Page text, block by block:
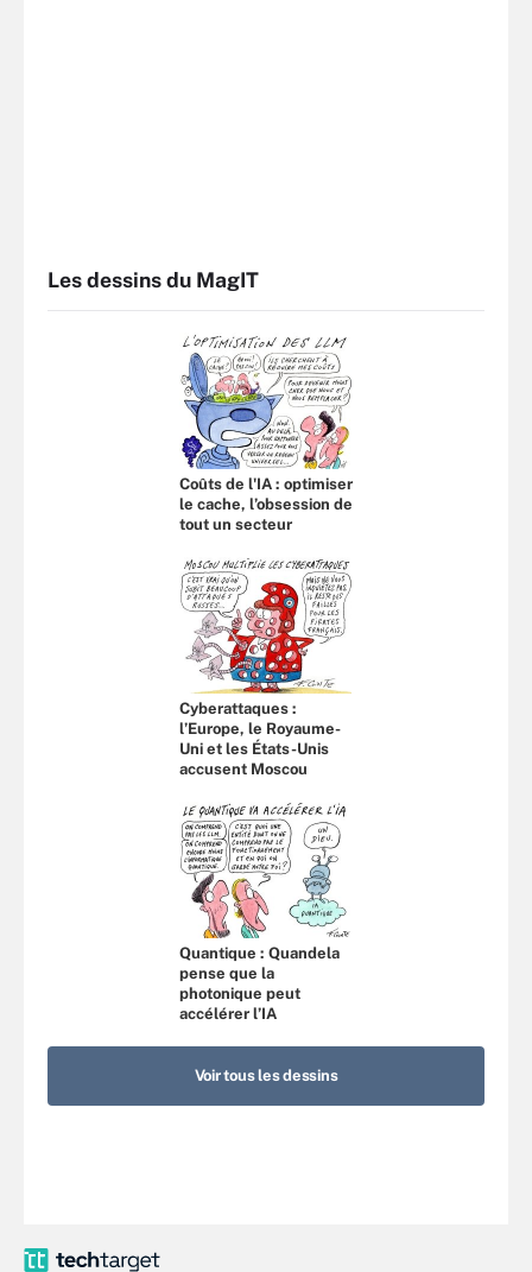
Les dessins du MagIT
Coûts de l'IA : optimiser
le cache, l’obsession de
tout un secteur
Cyberattaques :
l’Europe, le Royaume-
Uni et les États-Unis
accusent Moscou
Quantique : Quandela
pense que la
photonique peut
accélérer l’IA
Voir tous les dessins